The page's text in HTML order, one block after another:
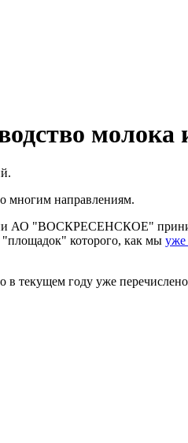
молока
многим направлениям.
АО "ВОСКРЕСЕНСКОЕ"
"площадок" которого, как мы уже
в текущем году уже